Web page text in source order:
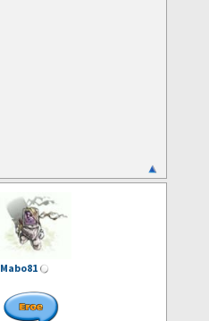
Mabo81